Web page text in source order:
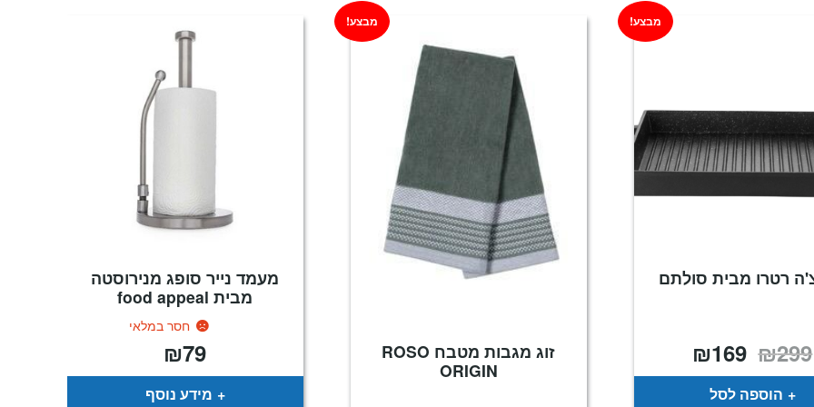
רטרו מבית סולתם
מבצע!
₪299 המחיר
המקורי
היה:
₪299.
₪169
הוא:
הוספה לסל
זוג מגבות מטבח ROSO
ORIGIN
מבצע!
מעמד נייר סופג מנירוסטה
מבית food appeal
חסר במלאי
₪79
מידע נוסף